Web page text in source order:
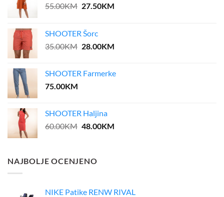
55.00KM Original
55.00KM.
27.50KMCurrent
SHOOTER Šorc
35.00KM Original
35.00KM.
28.00KMCurrent
28.00KM.
SHOOTER Farmerke
75.00KM
SHOOTER Haljina
60.00KM Original
60.00KM.
48.00KMCurrent
NAJBOLJE OCENJENO
NIKE Patike RENW RIVAL